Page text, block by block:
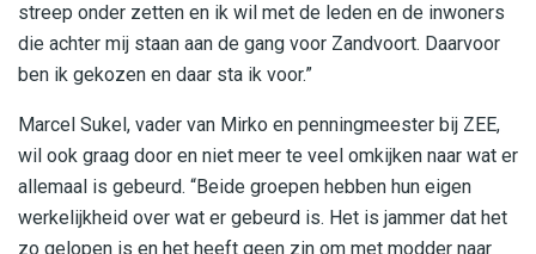
streep onder zetten en ik wil met de leden en de inwoners
die achter mij staan aan de gang voor Zandvoort. Daarvoor
ben ik gekozen en daar sta ik voor.”
Marcel Sukel, vader van Mirko en penningmeester bij ZEE,
wil ook graag door en niet meer te veel omkijken naar wat er
allemaal is gebeurd. “Beide groepen hebben hun eigen
werkelijkheid over wat er gebeurd is. Het is jammer dat het
zo gelopen is en het heeft geen zin om met modder naar